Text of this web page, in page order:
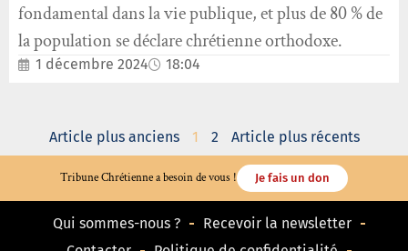
fondamental dans la vie publique, et plus de 80 % de
la population se déclare chrétienne orthodoxe.
1 décembre 2024 18:04
Article plus anciens 1 2 Article plus récents
Tribune Chrétienne a besoin de vous ! Je fais un don
Qui sommes-nous ?
Recevoir la newsletter